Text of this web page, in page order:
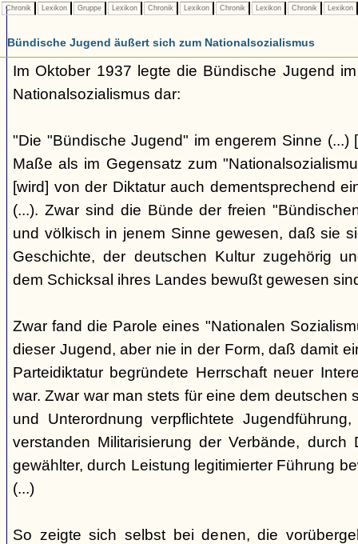
Chronik Lexikon Gruppe Lexikon Chronik Lexikon Chronik Lexikon Chronik Lexikon
Bündische Jugend äußert sich zum Nationalsozialismus
Im Oktober 1937 legte die Bündische Jugend
Nationalsozialismus dar:
"Die "Bündische Jugend" im engerem Sinne (...)
Maße als im Gegensatz zum
[wird] von der Diktatur auch dementsprechend
(...). Zwar sind die Bünde der freien
und völkisch in jenem Sinne gewesen, daß sie
Geschichte, der deutschen Kultur zugehörig
dem Schicksal ihres Landes bewußt gewesen
Zwar fand die Parole eines "Nationalen
dieser Jugend, aber nie in der Form, daß damit
Parteidiktatur begründete Herrschaft neuer
war. Zwar war man stets für eine dem deutschen
und Unterordnung verpflichtete
verstanden Militarisierung der Verbände,
gewählter, durch Leistung legitimierter Führung
(...)
So zeigte sich selbst bei denen, die